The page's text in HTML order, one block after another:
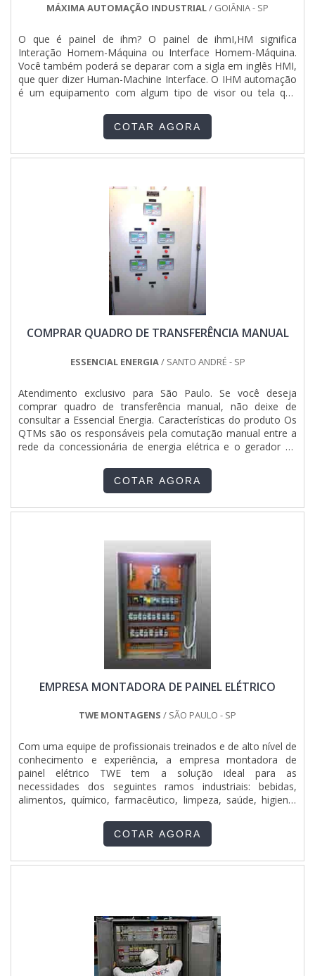
MÁXIMA AUTOMAÇÃO INDUSTRIAL/ GOIÂNIA - SP
O que é painel de ihm? O painel de ihmI,HM significa
Interação Homem-Máquina ou Interface Homem-Máquina.
Você também poderá se deparar com a sigla em inglês HMI,
que quer dizer Human-Machine Interface. O IHM automação
é um equipamento com algum tipo de visor ou tela que
máquinas. Funcionamento do painel O painel tipo ihm
funciona basicamente como um computador.A tela do seu
COTAR AGORA
COMPRAR QUADRO DE TRANSFERÊNCIA MANUAL
ESSENCIAL ENERGIA/ SANTO ANDRÉ - SP
Atendimento exclusivo para São Paulo. Se você deseja
comprar quadro de transferência manual, não deixe de
consultar a Essencial Energia. Características do produto Os
QTMs são os responsáveis pela comutação manual entre a
rede da concessionária de energia elétrica e o gerador de
podemos dizer que o QTM alterna o fornecimento de
energia de X ou Y, que podem ser dois geradores de ....
COTAR AGORA
EMPRESA MONTADORA DE PAINEL ELÉTRICO
TWE MONTAGENS / SÃO PAULO - SP
Com uma equipe de profissionais treinados e de alto nível de
conhecimento e experiência, a empresa montadora de
painel elétrico TWE tem a solução ideal para as
necessidades dos seguintes ramos industriais: bebidas,
alimentos, químico, farmacêutico, limpeza, saúde, higiene,
realizados em paineis para as mais variadas aplicações: -
Reforma manutenção e instalação de painéis elétricos; -
COTAR AGORA